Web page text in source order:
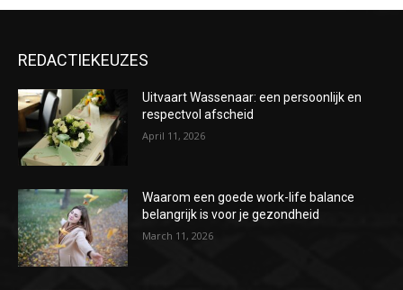
REDACTIEKEUZES
Uitvaart Wassenaar: een persoonlijk en
respectvol afscheid
April 11, 2026
Waarom een goede work-life balance
belangrijk is voor je gezondheid
March 11, 2026